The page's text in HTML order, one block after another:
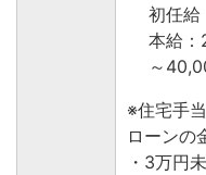
初任
本給
～
※住宅手
ローンの
・3万円